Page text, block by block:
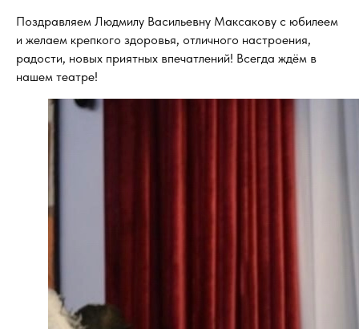
Поздравляем Людмилу Васильевну Максакову с юбилеем
и желаем крепкого здоровья, отличного настроения,
радости, новых приятных впечатлений! Всегда ждём в
нашем театре!